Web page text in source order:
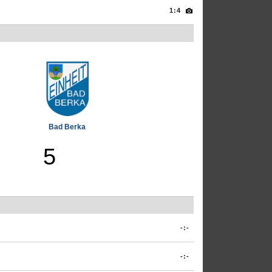
1:4
Bad Berka
5
-:-
-:-